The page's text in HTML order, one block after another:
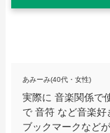
あみーみ(40代・女性)
実際に 音楽関係で
で 音符 など音楽
ブックマークなど